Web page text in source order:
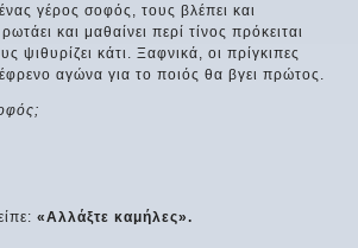
γέρος σοφός, τους βλέπει και
και μαθαίνει περί τίνος πρόκειται
ψιθυρίζει κάτι. Ξαφνικά, οι πρίγκιπες
αγώνα για το ποιός θα βγει πρώτος.
«Αλλάξτε καμήλες».